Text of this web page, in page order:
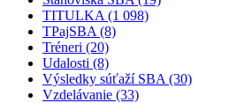
TITULKA (1 098)
TPajSBA (8)
Tréneri (20)
Udalosti (8)
Výsledky súťaží SBA (30)
Vzdelávanie (33)